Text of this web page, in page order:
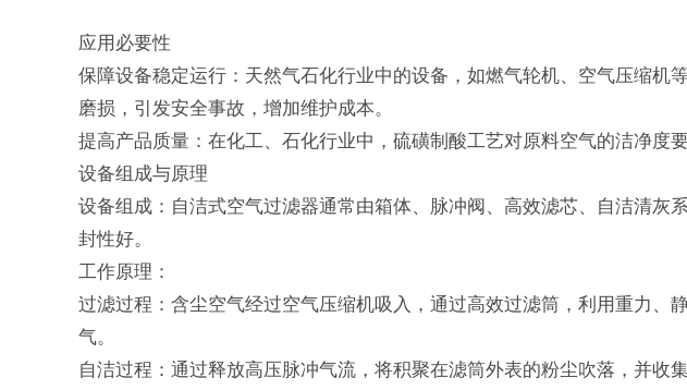
应用必要性
保障设备稳定运行：天然气石化行业中的设备，如燃气轮机、空气压缩
磨损，引发安全事故，增加维护成本。
提高产品质量：在化工、石化行业中，硫磺制酸工艺对原料空气的洁净度
设备组成与原理
设备组成：自洁式空气过滤器通常由箱体、脉冲阀、高效滤芯、自洁清灰
封性好。
工作原理：
过滤过程：含尘空气经过空气压缩机吸入，通过高效过滤筒，利用重力
气。
自洁过程：通过释放高压脉冲气流，将积聚在滤筒外表的粉尘吹落，并收